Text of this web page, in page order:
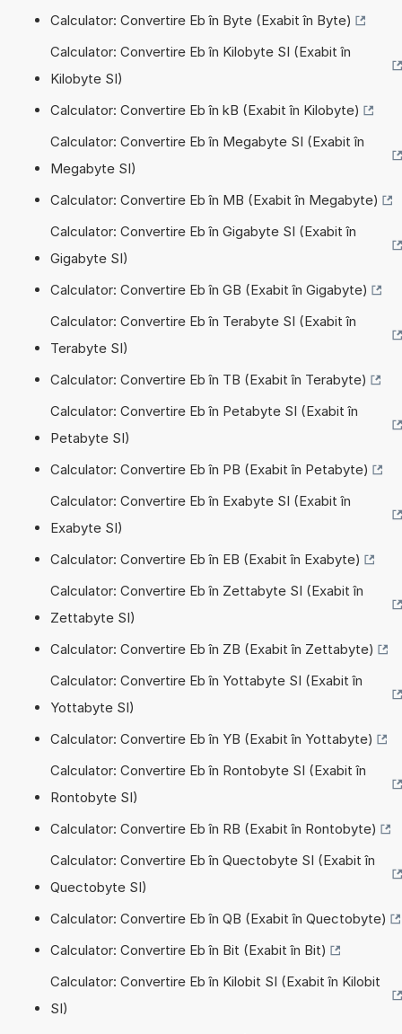
Calculator: Convertire Eb în Byte (Exabit în Byte)
Calculator: Convertire Eb în Kilobyte SI (Exabit în
Kilobyte SI)
Calculator: Convertire Eb în kB (Exabit în Kilobyte)
Calculator: Convertire Eb în Megabyte SI (Exabit în
Megabyte SI)
Calculator: Convertire Eb în MB (Exabit în Megabyte)
Calculator: Convertire Eb în Gigabyte SI (Exabit în
Gigabyte SI)
Calculator: Convertire Eb în GB (Exabit în Gigabyte)
Calculator: Convertire Eb în Terabyte SI (Exabit în
Terabyte SI)
Calculator: Convertire Eb în TB (Exabit în Terabyte)
Calculator: Convertire Eb în Petabyte SI (Exabit în
Petabyte SI)
Calculator: Convertire Eb în PB (Exabit în Petabyte)
Calculator: Convertire Eb în Exabyte SI (Exabit în
Exabyte SI)
Calculator: Convertire Eb în EB (Exabit în Exabyte)
Calculator: Convertire Eb în Zettabyte SI (Exabit în
Zettabyte SI)
Calculator: Convertire Eb în ZB (Exabit în Zettabyte)
Calculator: Convertire Eb în Yottabyte SI (Exabit în
Yottabyte SI)
Calculator: Convertire Eb în YB (Exabit în Yottabyte)
Calculator: Convertire Eb în Rontobyte SI (Exabit în
Rontobyte SI)
Calculator: Convertire Eb în RB (Exabit în Rontobyte)
Calculator: Convertire Eb în Quectobyte SI (Exabit în
Quectobyte SI)
Calculator: Convertire Eb în QB (Exabit în Quectobyte)
Calculator: Convertire Eb în Bit (Exabit în Bit)
Calculator: Convertire Eb în Kilobit SI (Exabit în Kilobit
SI)